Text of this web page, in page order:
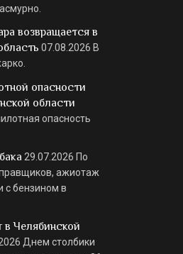
возвращается в
07.08.2026 В
опасности
области
опасность
29.07.2026 По
ажиотаж
с бензином в
в Челябинской
Днем столбики